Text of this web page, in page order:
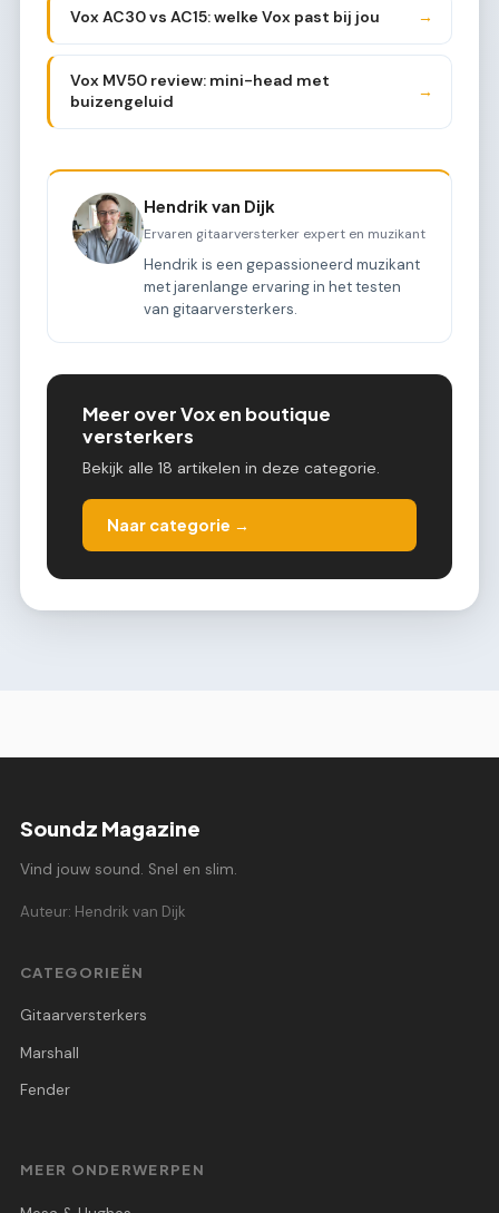
Vox AC30 vs AC15: welke Vox past bij jou →
Vox MV50 review: mini-head met
buizengeluid
→
Hendrik van Dijk
Ervaren gitaarversterker expert en muzikant
Hendrik is een gepassioneerd muzikant
met jarenlange ervaring in het testen
van gitaarversterkers.
Meer over Vox en boutique
versterkers
Bekijk alle 18 artikelen in deze categorie.
Naar categorie →
Soundz Magazine
Vind jouw sound. Snel en slim.
Auteur: Hendrik van Dijk
CATEGORIEËN
Gitaarversterkers
Marshall
Fender
MEER ONDERWERPEN